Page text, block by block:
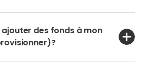
des fonds à mon